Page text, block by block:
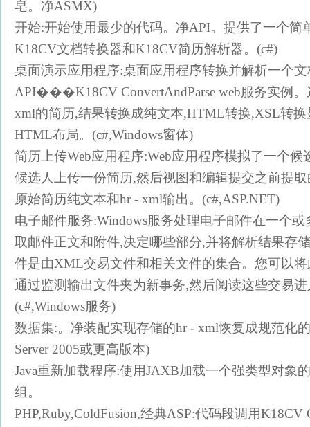
皂。净ASMX)
开始:开始使用最少的代码。净API。提供了一个简
K18CV文档转换器和K18CV简历解析器。(c#)
桌面演示应用程序:桌面应用程序转换并解析一个
API���K18CV ConvertAndParse web服务实例。
xml的简历,结果转换成纯文本,HTML转换,XSL转
HTML布局。(c#,Windows窗体)
简历上传Web应用程序:Web应用程序模拟了一个
候选人上传一份简历,然后视图和编辑提交之前提
原始简历纯文本和hr - xml输出。(c#,ASP.NET)
电子邮件服务:Windows服务处理电子邮件在一个或
取邮件正文和附件,决定哪些部分,并将解析结果存
件是由XML交易文件和相关文件的集合。您可以
通过监测输出文件夹为新事务,然后阅读这些交易
(c#,Windows服务)
数据集:。净装配实现存储的hr - xml恢复成规范化
Server 2005或更高版本)
Java重新加载程序:使用JAXB加载一个强类型对象
组。
PHP,Ruby,ColdFusion,经典ASP:代码段调用K18CV